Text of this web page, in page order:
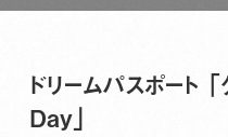
ドリームパスポート
Day」